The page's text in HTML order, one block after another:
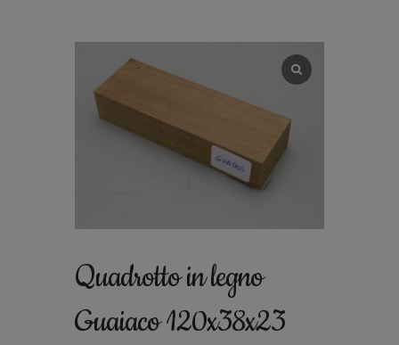
Quadrotto in legno
Guaiaco 120x38x23